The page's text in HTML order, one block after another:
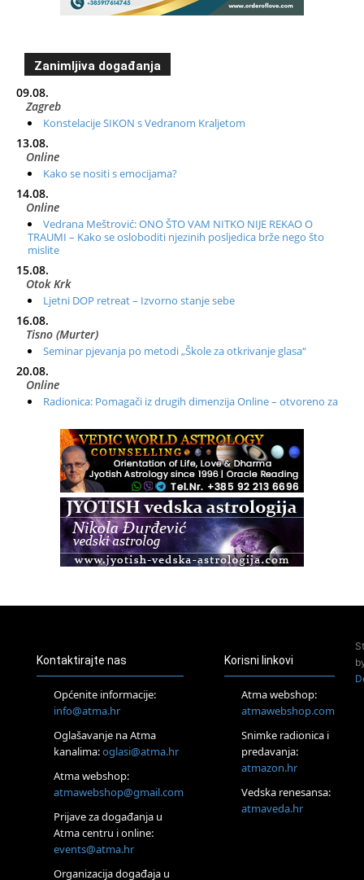
Zanimljiva događanja
09.08.
Zagreb
Konstelacije SIKON s Vedranom Kraljetom
13.08.
Online
Kako se nositi s emocijama?
14.08.
Online
Vedrana Meštrović: ONO ŠTO VAM NITKO NIJE REKAO O
TRAUMI – Kako se osloboditi njezinih posljedica brže nego što
mislite
15.08.
Otok Krk
Ljetni DOP retreat – Izvorno stanje sebe
16.08.
Tisno (Murter)
Seminar pjevanja po metodi „Škole za otkrivanje glasa“
20.08.
Online
Radionica: Pomagači iz drugih dimenzija Online – otvoreno za
Zagreb+Online
Osnovni ThetaHealing® tečaj, Zagreb i Online
Zagreb
Osnovna radionica za izscjeljivanje pranom (Basic Pranic
Healing course)
Access BARS®, otpusti stres
Pjesma srca / Zagreb
Tečaj Višeg Vodstva, razvijanja intuicije i Akaša zapisa
Online
Upisi u program Profesionalni hipnoterapeut — nova
Online
Postanite Nositelj Vibracije Nove Zemlje
Visoko
Alemka Dauskardt – Jednodnevna radionica sistemskih
Kontaktirajte nas
Općenite informacije:
info@atma.hr
Oglašavanje na Atma
kanalima:oglasi@atma.hr
Atma webshop:
atmawebshop@gmail.com
Prijave za događanja u
Atma centru i online:
events@atma.hr
Organizacija događaja u
Korisni linkovi
Atma webshop:
atmawebshop.com
Snimke radionica i
predavanja:
atmazon.hr
Vedska renesansa:
atmaveda.hr